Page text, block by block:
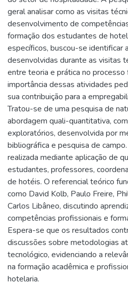
geral analisar como as visitas
desenvolvimento de
formação dos estudantes de
específicos, buscou-se identificar
desenvolvidas durante as visitas
entre teoria e prática no
importância dessas atividades
sua contribuição para a
Tratou-se de uma pesquisa de
abordagem quali-quantitativa,
exploratórios, desenvolvida por
bibliográfica e pesquisa de
realizada mediante aplicação de
estudantes, professores,
de hotéis. O referencial teórico
como David Kolb, Paulo Freire,
Carlos Libâneo, discutindo
competências profissionais e
Espera-se que os resultados
discussões sobre metodologias
tecnológico, evidenciando a
na formação acadêmica e
hotelaria.